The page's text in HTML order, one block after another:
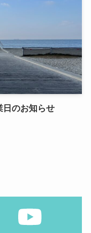
日のお知らせ